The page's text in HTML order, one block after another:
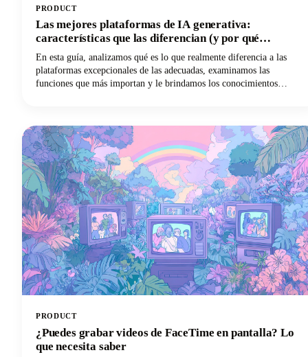
PRODUCT
Las mejores plataformas de IA generativa:
características que las diferencian (y por qué
Castmagic es líder entre los creadores de contenido)
En esta guía, analizamos qué es lo que realmente diferencia a las
plataformas excepcionales de las adecuadas, examinamos las
funciones que más importan y le brindamos los conocimientos
vídeo, descubrirás por qué Castmagic se ha convertido en la mejor
opción.
PRODUCT
¿Puedes grabar videos de FaceTime en pantalla? Lo
que necesita saber